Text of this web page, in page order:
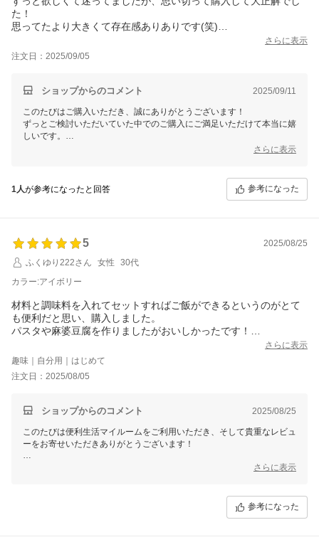
た！
思ってたより大きくて存在感ありありです(笑)
普段作らないような料理も簡単にできるので使ってて楽しいで
す。
さらに表示
注文日：2025/09/05
ショップからのコメント 2025/09/11
このたびはご購入いただき、誠にありがとうございます！
ずっとご検討いただいていた中でのご購入にご満足いただけて本当に嬉
しいです。
楽しみながらお料理に挑戦していただけているとのこと、私たちも励み
い！
今後ともよろしくお願いいたします。
さらに表示
1人が参考になったと回答 参考になった
5
2025/08/25
ふくゆり222さん
女性
30代
カラー:アイボリー
材料と調味料を入れてセットすればご飯ができるというのがとて
も便利だと思い、購入しました。
パスタや麻婆豆腐を作りましたがおいしかったです！
具材を増やして調理することが多いので、レシピの分量そのまま
ではなく、味付けの調整をする必要はあるけれど、セットすれば
炒め物もできてしまうのでとても便利です。
子育て中で世話をしながら家事をする人にとっても、急に子ども
してよかったなと思います。
調理中に蒸気が出るので置く場所は選ばないとと思いました。
さらに表示
趣味｜自分用｜はじめて
注文日：2025/08/05
ショップからのコメント 2025/08/25
このたびは便利生活マイルームをご利用いただき、そして貴重なレビュ
ーをお寄せいただきありがとうございます！
パスタや麻婆豆腐をおいしく調理いただけたとのことで、大変嬉しく思
に励みになります。また、子育て中のご家庭で「火を使わない安心感」
をご評価いただけた点にも感謝いたします。私どもも、このような使い
さらに表示
参考になった